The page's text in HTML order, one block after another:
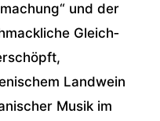
und der
Gleich­
Landwein
Musik im